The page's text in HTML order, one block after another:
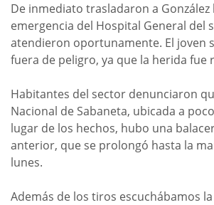
De inmediato trasladaron a González
emergencia del Hospital General del
atendieron oportunamente. El joven
fuera de peligro, ya que la herida fue
Habitantes del sector denunciaron
Nacional de Sabaneta, ubicada a
lugar de los hechos, hubo una
anterior, que se prolongó hasta la
lunes.
Además de los tiros escuchábamos